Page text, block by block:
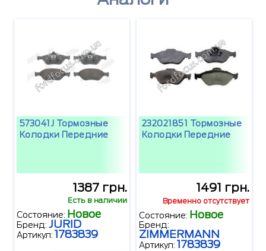
573041J Тормозные
Колодки Передние
1387 грн.
Есть в наличии
Состояние: Новое
Бренд: JURID
Артикул: 1783839
232021851 Тормозные
Колодки Передние
1491 грн.
Временно отсутствует
Состояние: Новое
Бренд:
ZIMMERMANN
Артикул: 1783839